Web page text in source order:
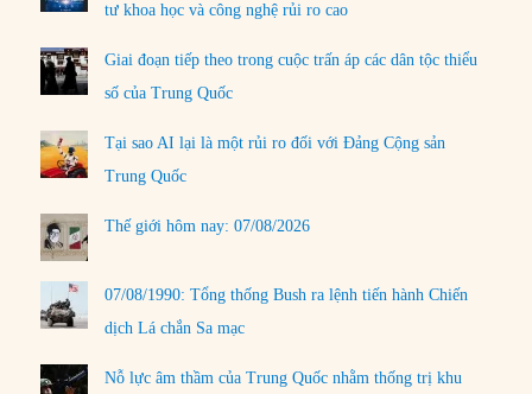
tư khoa học và công nghệ rủi ro cao
Giai đoạn tiếp theo trong cuộc trấn áp các dân tộc thiểu
số của Trung Quốc
Tại sao AI lại là một rủi ro đối với Đảng Cộng sản
Trung Quốc
Thế giới hôm nay: 07/08/2026
07/08/1990: Tổng thống Bush ra lệnh tiến hành Chiến
dịch Lá chắn Sa mạc
Nỗ lực âm thầm của Trung Quốc nhằm thống trị khu